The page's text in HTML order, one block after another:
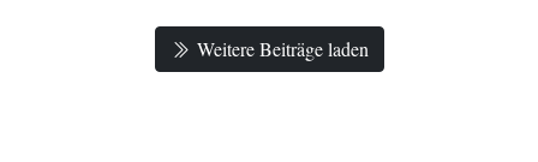
Weitere Beiträge laden